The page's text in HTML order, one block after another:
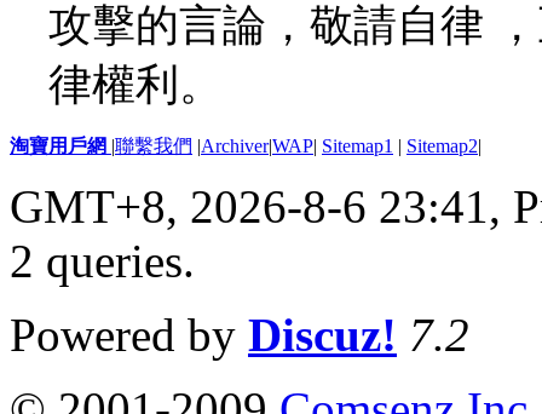
攻擊的言論，敬請自律
律權利。
淘寶用戶網 |聯繫我們 |Archiver|WAP| Sitemap1 | Sitemap2|
GMT+8, 2026-8-6 23:41,
2 queries.
Powered by Discuz! 7.2